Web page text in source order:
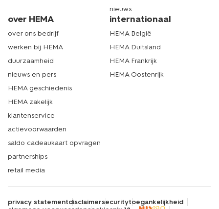
nieuws
over HEMA
over ons bedrijf
werken bij HEMA
duurzaamheid
nieuws en pers
HEMA geschiedenis
HEMA zakelijk
klantenservice
actievoorwaarden
saldo cadeaukaart opvragen
partnerships
retail media
internationaal
HEMA België
HEMA Duitsland
HEMA Frankrijk
HEMA Oostenrijk
privacy statementdisclaimersecuritytoegankelijkheid